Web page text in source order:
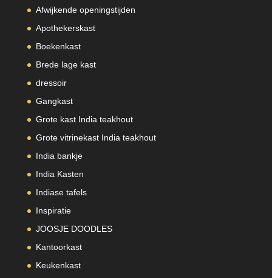
Afwijkende openingstijden
Apothekerskast
Boekenkast
Brede lage kast
dressoir
Gangkast
Grote kast India teakhout
Grote vitrinekast India teakhout
India bankje
India Kasten
Indiase tafels
Inspiratie
JOOSJE DOODLES
Kantoorkast
Keukenkast